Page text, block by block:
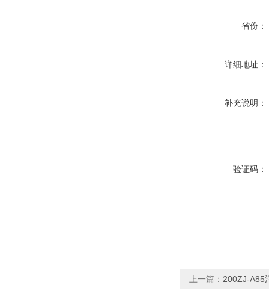
省份：
详细地址：
补充说明：
验证码：
上一篇： 200ZJ-A85